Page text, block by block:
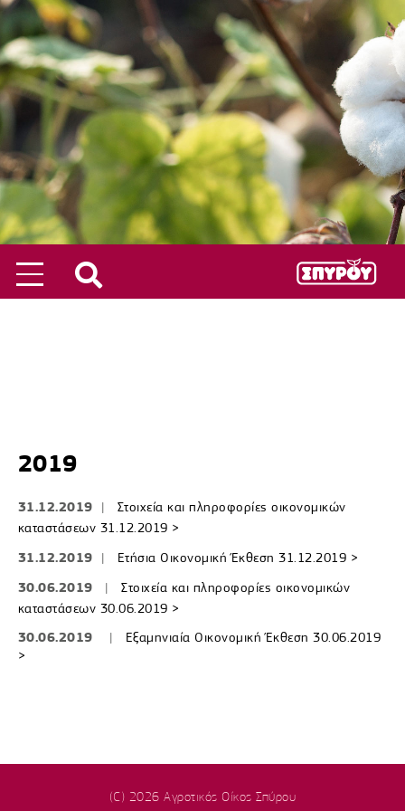
2019
31.12.2019 |
Στοιχεία και πληροφορίες οικονομικών
καταστάσεων 31.12.2019 >
31.12.2019 | Ετήσια Οικονομική Έκθεση 31.12.2019 >
30.06.2019
|Στοιχεία και πληροφορίες οικονομικών
καταστάσεων 30.06.2019 >
30.06.2019
| Εξαμηνιαία Οικονομική Έκθεση 30.06.2019
>
(C) 2026 Αγροτικός Οίκος Σπύρου